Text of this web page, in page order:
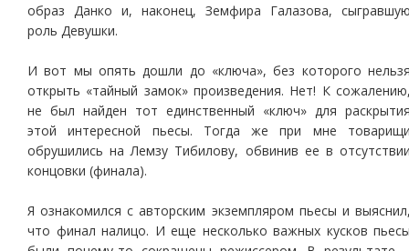
образ Данко и, наконец, Земфира Галазова,
роль Девушки.
И вот мы опять дошли до «ключа», без которого
открыть «тайный замок» произведения. Нет! К
не был найден тот единственный «ключ» для
этой интересной пьесы. Тогда же при мне
обрушились на Лемзу Тибилову, обвинив ее в
концовки (финала).
Я ознакомился с авторским экземпляром пьесы и
что финал налицо. И еще несколько важных кусков